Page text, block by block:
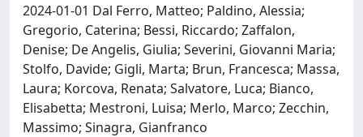
2024-01-01 Dal Ferro, Matteo; Paldino, Alessia;
Gregorio, Caterina; Bessi, Riccardo; Zaffalon,
Denise; De Angelis, Giulia; Severini, Giovanni Maria;
Stolfo, Davide; Gigli, Marta; Brun, Francesca; Massa,
Laura; Korcova, Renata; Salvatore, Luca; Bianco,
Elisabetta; Mestroni, Luisa; Merlo, Marco; Zecchin,
Massimo; Sinagra, Gianfranco